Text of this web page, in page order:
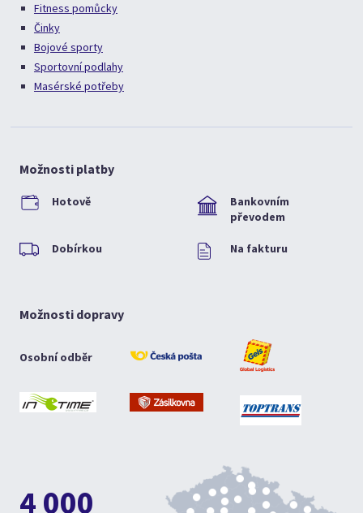
Fitness pomůcky
Činky
Bojové sporty
Sportovní podlahy
Masérské potřeby
Možnosti platby
Hotově
Bankovním
převodem
Dobírkou Na fakturu
Možnosti dopravy
Osobní odběr
4 000